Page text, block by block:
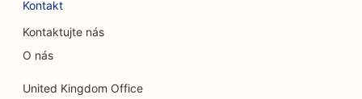
SEO pre reštaurácie Fine Dining
SEO pre finančných plánovačov
Kontakt
Kontaktujte nás
O nás
United Kingdom Office